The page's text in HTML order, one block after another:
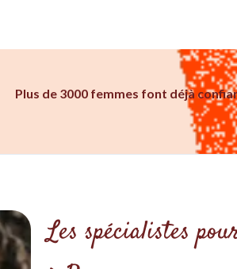
Plus de 3000 femmes font déjà
Les spécialistes